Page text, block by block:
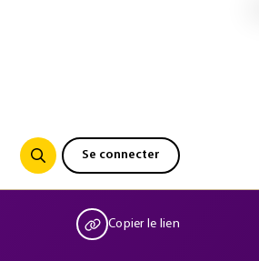
Se connecter
Copier le lien